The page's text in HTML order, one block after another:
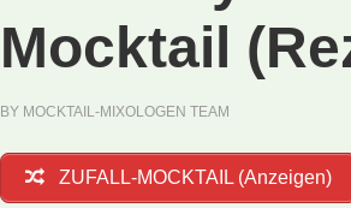
Mocktail
BY MOCKTAIL-MIXOLOGEN TEAM
ZUFALL-MOCKTAIL (Anzeigen)